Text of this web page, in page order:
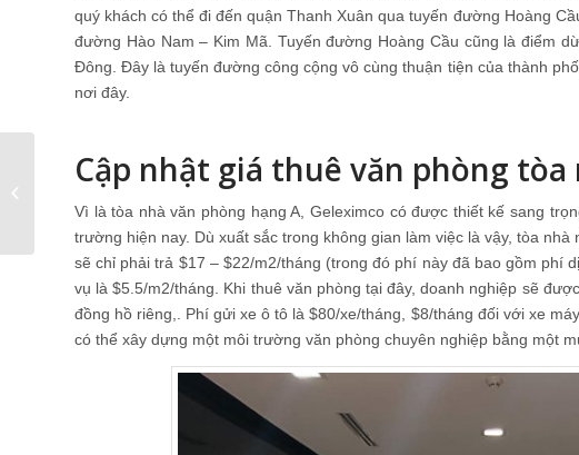
quý khách có thể đi đến quận Thanh Xuân qua tuyến đường Hoàng
đường Hào Nam – Kim Mã. Tuyến đường Hoàng Cầu cũng là điểm
Đông. Đây là tuyến đường công cộng vô cùng thuận tiện của thành
nơi đây.
Cập nhật giá thuê văn phòng tòa
Vì là tòa nhà văn phòng hạng A, Geleximco có được thiết kế sang
trường hiện nay. Dù xuất sắc trong không gian làm việc là vậy, tòa
sẽ chỉ phải trả $17 – $22/m2/tháng (trong đó phí này đã bao gồm phí
vụ là $5.5/m2/tháng. Khi thuê văn phòng tại đây, doanh nghiệp sẽ
đồng hồ riêng,. Phí gửi xe ô tô là $80/xe/tháng, $8/tháng đối với xe
có thể xây dựng một môi trường văn phòng chuyên nghiệp bằng một
Ưu đãi thuê văn phòng
Geleximco Tháng 3